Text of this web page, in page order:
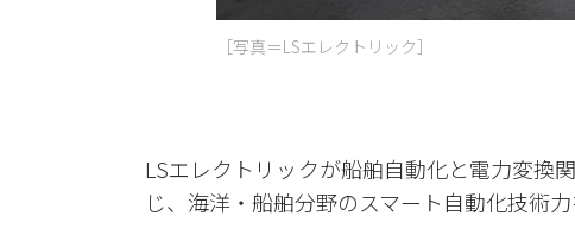
［写真＝LSエレクトリック］
LSエレクトリックが船舶自動化と電力変換
じ、海洋・船舶分野のスマート自動化技術力